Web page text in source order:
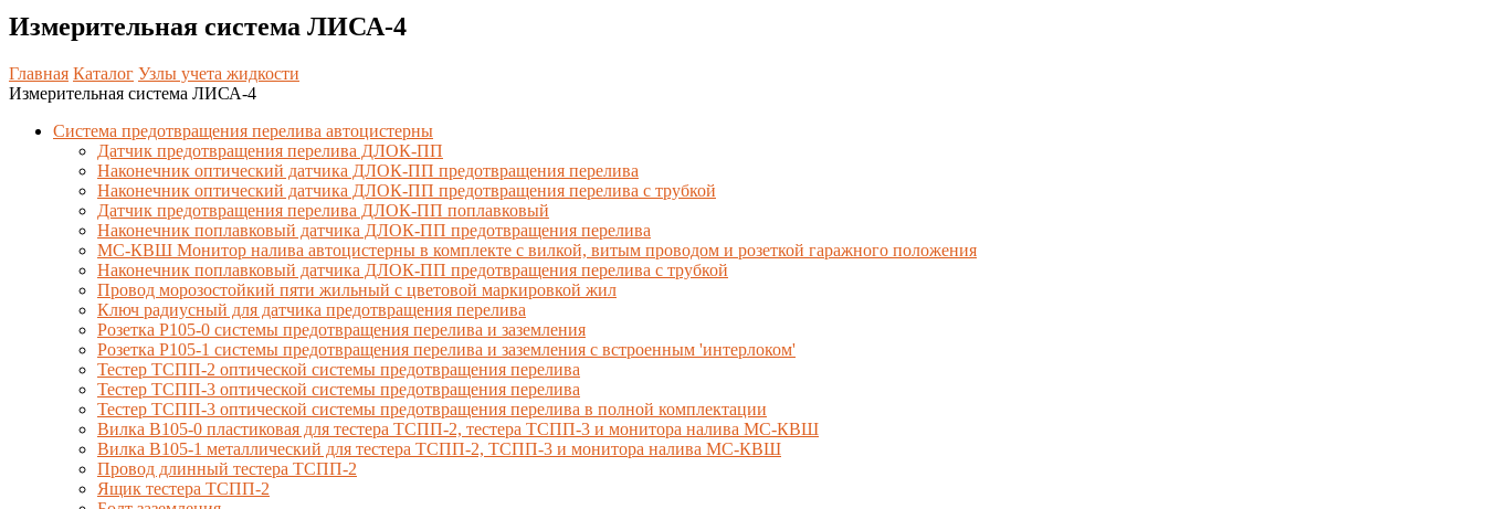
Измерительная система ЛИСА-4
Главная Каталог Узлы учета жидкости
Измерительная система ЛИСА-4
Система предотвращения перелива автоцистерны
Датчик предотвращения перелива ДЛОК-ПП
Наконечник оптический датчика ДЛОК-ПП предотвращения перелива
Наконечник оптический датчика ДЛОК-ПП предотвращения перелива с трубкой
Датчик предотвращения перелива ДЛОК-ПП поплавковый
Наконечник поплавковый датчика ДЛОК-ПП предотвращения перелива
МС-КВШ Монитор налива автоцистерны в комплекте с вилкой, витым проводом и розеткой гаражного положения
Наконечник поплавковый датчика ДЛОК-ПП предотвращения перелива с трубкой
Провод морозостойкий пяти жильный с цветовой маркировкой жил
Ключ радиусный для датчика предотвращения перелива
Розетка Р105-0 системы предотвращения перелива и заземления
Розетка Р105-1 системы предотвращения перелива и заземления с встроенным 'интерлоком'
Тестер ТСПП-2 оптической системы предотвращения перелива
Тестер ТСПП-3 оптической системы предотвращения перелива
Тестер ТСПП-3 оптической системы предотвращения перелива в полной комплектации
Вилка В105-0 пластиковая для тестера ТСПП-2, тестера ТСПП-3 и монитора налива МС-КВШ
Вилка В105-1 металлический для тестера ТСПП-2, ТСПП-3 и монитора налива МС-КВШ
Провод длинный тестера ТСПП-2
Ящик тестера ТСПП-2